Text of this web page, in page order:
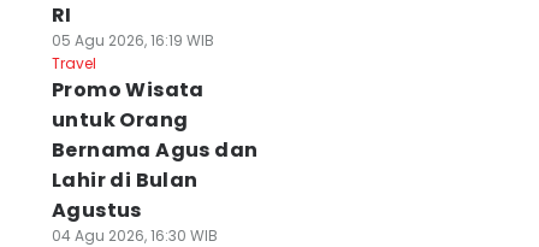
RI
05 Agu 2026, 16:19 WIB
Travel
Promo Wisata
untuk Orang
Bernama Agus dan
Lahir di Bulan
Agustus
04 Agu 2026, 16:30 WIB